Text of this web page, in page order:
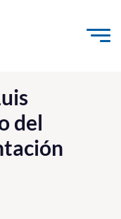
del